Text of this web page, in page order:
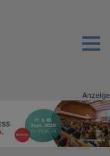
Menu
Anzeige